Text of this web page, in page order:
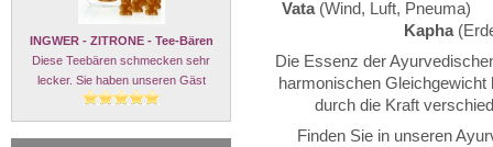
INGWER - ZITRONE - Tee-Bären
Diese Teebären schmecken sehr
lecker. Sie haben unseren Gäst
Vata(Wind, Luft,
Kapha
Die Essenz der
harmonischen
durch die Kraft
Finden Sie in unseren